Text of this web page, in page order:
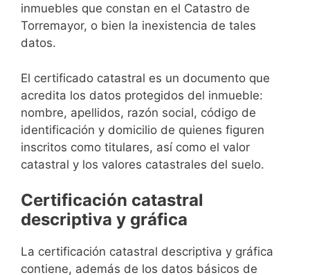
inmuebles que constan en el Catastro de
Torremayor, o bien la inexistencia de tales
datos.
El certificado catastral es un documento que
acredita los datos protegidos del inmueble:
nombre, apellidos, razón social, código de
identificación y domicilio de quienes figuren
inscritos como titulares, así como el valor
catastral y los valores catastrales del suelo.
Certificación catastral
descriptiva y gráfica
La certificación catastral descriptiva y gráfica
contiene, además de los datos básicos de